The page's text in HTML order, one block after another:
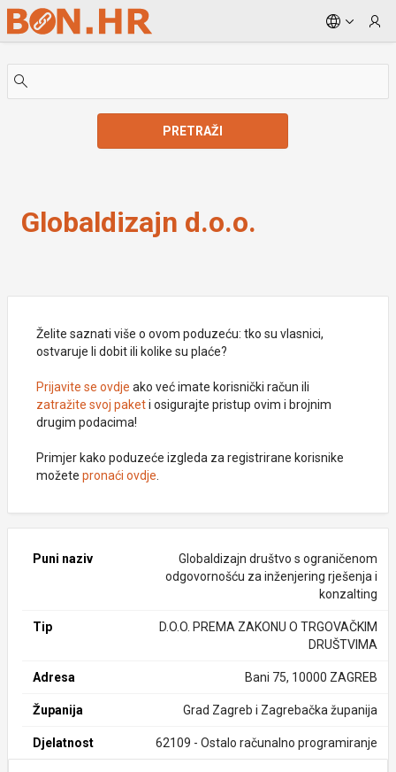
Skip to Main Content
PRETRAŽI
Globaldizajn d.o.o.
Želite saznati više o ovom poduzeću: tko su vlasnici,
ostvaruje li dobit ili kolike su plaće?
Prijavite se ovdje ako već imate korisnički račun ili
zatražite svoj paketi osigurajte pristup ovim i brojnim
drugim podacima!
Primjer kako poduzeće izgleda za registrirane korisnike
možete pronaći ovdje
Puni naziv
Globaldizajn društvo s ograničenom
odgovornošću za inženjering rješenja i
konzalting
Tip
D.O.O. PREMA ZAKONU O TRGOVAČKIM
DRUŠTVIMA
Adresa Bani 75, 10000 ZAGREB
Županija Grad Zagreb i Zagrebačka županija
Djelatnost 62109 - Ostalo računalno programiranje